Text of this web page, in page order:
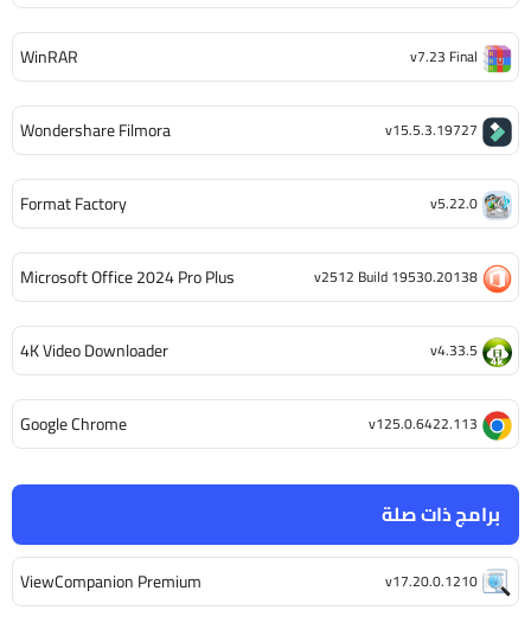
برامج ذات صلة
ViewCompanion Premium v17.20.0.1210
WinRAR v7.23 Final
Wondershare Filmora v15.5.3.19727
Format Factory v5.22.0
Microsoft Office 2024 Pro Plus v2512 Build 19530.20138
4K Video Downloader v4.33.5
Google Chrome v125.0.6422.113